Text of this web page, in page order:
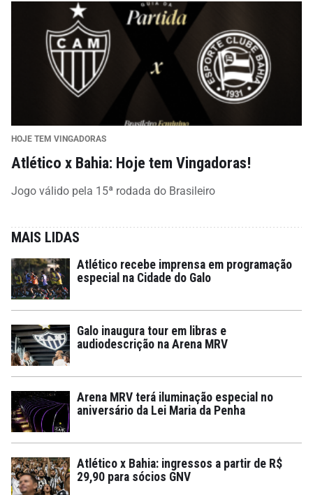
HOJE TEM VINGADORAS
Atlético x Bahia: Hoje tem Vingadoras!
Jogo válido pela 15ª rodada do Brasileiro
MAIS LIDAS
Atlético recebe imprensa em programação
especial na Cidade do Galo
Galo inaugura tour em libras e
audiodescrição na Arena MRV
Arena MRV terá iluminação especial no
aniversário da Lei Maria da Penha
Atlético x Bahia: ingressos a partir de R$
29,90 para sócios GNV